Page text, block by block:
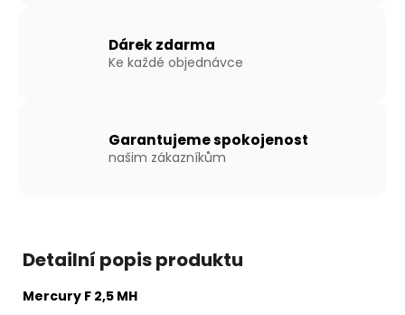
Dárek zdarma
Ke každé objednávce
Garantujeme spokojenost
našim zákazníkům
Detailní popis produktu
Mercury F 2,5 MH